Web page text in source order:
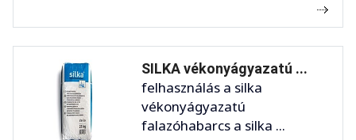
SILKA vékonyágyazatú ...
felhasználás a silka
vékonyágyazatú
falazóhabarcs a silka ...